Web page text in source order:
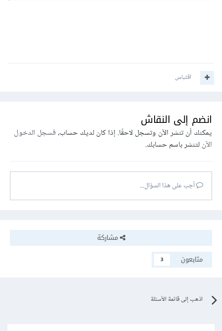
اقتباس
انضم إلى النقاش
يمكنك أن تنشر الآن وتسجل لاحقًا. إذا كان لديك حساب،فسجل الدخول
الآنلتنشر باسم حسابك.
أجب على هذا السؤال...
مشاركة
متابعون
3
اذهب إلى قائمة الأسئلة